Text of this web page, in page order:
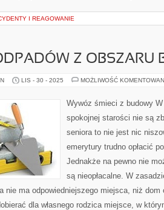
I REAGOWANIE
Z OBSZARU
LIS - 30 - 2025 MOŻLIWOŚĆ
Wywóz śmieci z budowy
spokojnej starości nie są
seniora to nie jest nic
emerytury trudno opłacić
Jednakże na pewno nie
są nieopłacalne. W
nie ma odpowiedniejszego miejsca, niż
dla własnego rodzica miejsce, w